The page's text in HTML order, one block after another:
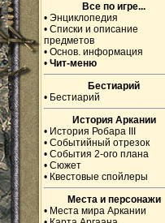
Все по игре...
• Энциклопедия
• Списки и описание
предметов
• Основ. информация
• Чит-меню
Бестиарий
• Бестиарий
История Аркании
• История Робара III
• Событийный отрезок
• События 2-ого плана
• Сюжет
• Квестовые спойлеры
Места и персонажи
• Места мира Аркании